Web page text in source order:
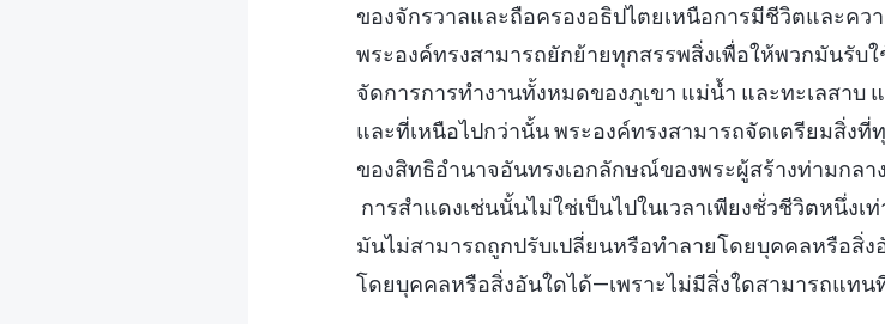
ของจักรวาลและถือครองอธิปไตยเหนือการมีชีวิตและคว
พระองค์ทรงสามารถยักย้ายทุกสรรพสิ่งเพื่อให้พวกมันรับ
จัดการการทำงานทั้งหมดของภูเขา แม่น้ำ และทะเลสาบ
และที่เหนือไปกว่านั้น พระองค์ทรงสามารถจัดเตรียมสิ่ง
ของสิทธิอำนาจอันทรงเอกลักษณ์ของพระผู้สร้างท่ามกล
การสำแดงเช่นนั้นไม่ใช่เป็นไปในเวลาเพียงชั่วชีวิตหนึ่ง
มันไม่สามารถถูกปรับเปลี่ยนหรือทำลายโดยบุคคลหรือสิ่
โดยบุคคลหรือสิ่งอันใดได้—เพราะไม่มีสิ่งใดสามารถแท